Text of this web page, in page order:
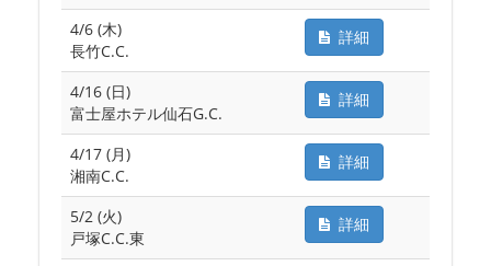
4/6 (木)
長竹C.C.
詳細
4/16 (日)
富士屋ホテル仙石G.C.
詳細
4/17 (月)
湘南C.C.
詳細
5/2 (火)
戸塚C.C.東
詳細